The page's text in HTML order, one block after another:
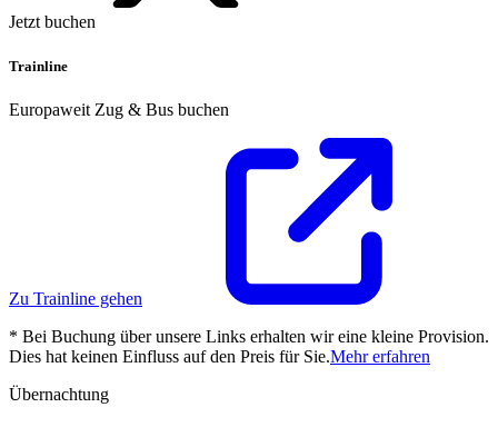
Jetzt buchen
Trainline
Europaweit Zug & Bus buchen
Zu Trainline gehen
* Bei Buchung über unsere Links erhalten wir eine kleine Provision.
Dies hat keinen Einfluss auf den Preis für Sie.Mehr erfahren
Übernachtung